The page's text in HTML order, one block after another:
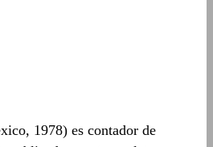
1978) es contador de